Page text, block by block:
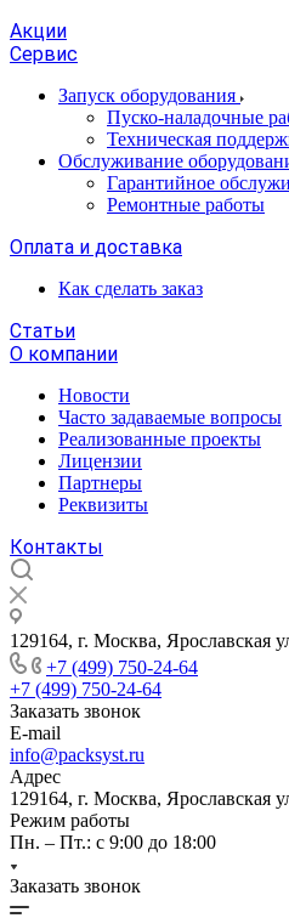
Акции
Сервис
Запуск оборудования
Пуско-наладочные
Техническая
Обслуживание
Гарантийное
Ремонтные работы
Оплата и доставка
Как сделать заказ
Статьи
О компании
Новости
Часто задаваемые вопросы
Реализованные проекты
Лицензии
Партнеры
Реквизиты
Контакты
129164, г. Москва, Ярославская
+7 (499) 750-24-64
+7 (499) 750-24-64
Заказать звонок
E-mail
info@packsyst.ru
Адрес
129164, г. Москва, Ярославская
Режим работы
Пн. – Пт.: с 9:00 до 18:00
Заказать звонок